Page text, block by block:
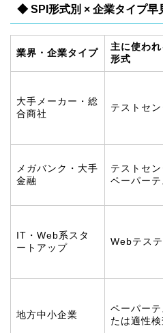
◆ SPI形式別 × 企業タイプ早
業界・企業タイプ
主に使われ
形式
大手メーカー・総
合商社
テストセン
メガバンク・大手
金融
テストセン
ペーパーテ
IT・Web系スタ
ートアップ
Webテス
地方中小企業
ペーパーテ
たは適性